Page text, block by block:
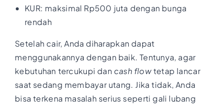
KUR: maksimal Rp500 juta dengan bunga
rendah
Setelah cair, Anda diharapkan dapat
menggunakannya dengan baik. Tentunya, agar
kebutuhan tercukupi dan cash flowtetap lancar
saat sedang membayar utang. Jika tidak, Anda
bisa terkena masalah serius seperti gali lubang